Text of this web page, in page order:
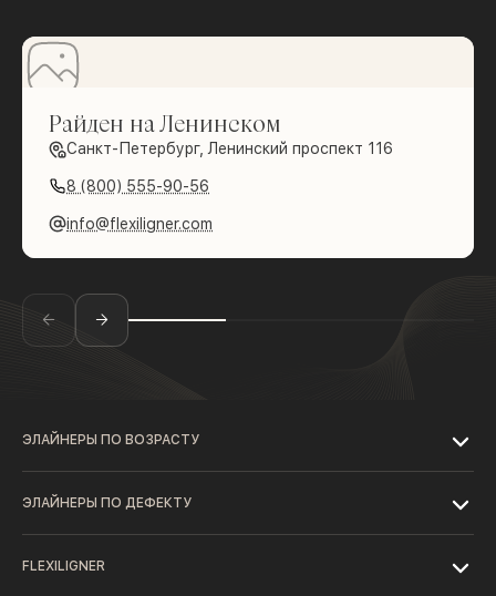
Райден на Ленинском
Санкт-Петербург, Ленинский проспект 116
8 (800) 555-90-56
info@flexiligner.com
ЭЛАЙНЕРЫ ПО ВОЗРАСТУ
ЭЛАЙНЕРЫ ПО ДЕФЕКТУ
FLEXILIGNER